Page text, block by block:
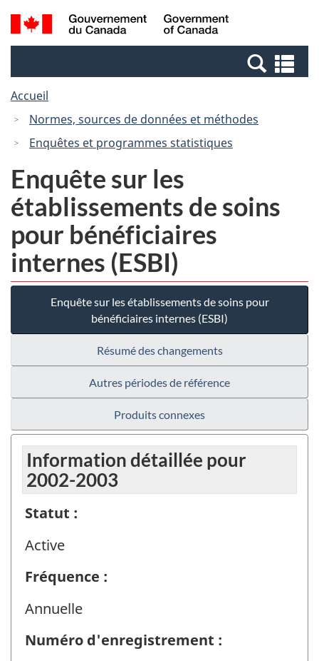
Passer
au
Passer
à
Canada
Recherche
et
et
Accueil
Normes, sources de données et méthodes
Enquêtes et programmes statistiques
Enquête sur les
établissements de soins
pour bénéficiaires
internes (ESBI)
Enquête sur les établissements de soins pour
bénéficiaires internes (ESBI)
Résumé des changements
Autres périodes de référence
Produits connexes
Information détaillée pour
2002-2003
Statut :
Active
Fréquence :
Annuelle
Numéro d'enregistrement :